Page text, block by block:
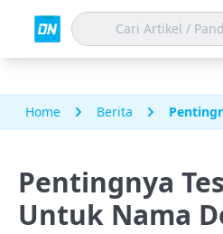
Home Berita
Pentingnya
Untuk Nama